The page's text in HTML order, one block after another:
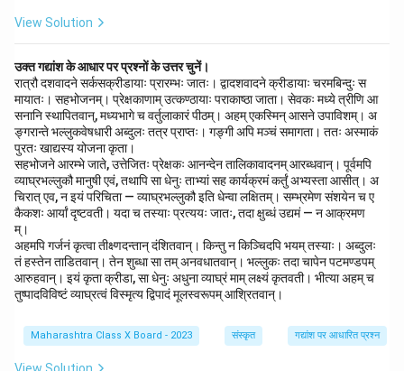
संबंधित होता है, जो इस शब्द के अर्थ से मेल नहीं खाता।
Step 3: Conclusion.
सही उत्तर है(1) चतुर्थांती, क्योंकि इसका अर्थ चौथाई होता है, जो कि
गणितीय संदर्भ में सही है।
Download Solution in PDF
View Solution
उक्त गद्यांश के आधार पर प्रश्नों के उत्तर चुनें।
रात्रौ दशवादने सर्कसक्रीडायाः प्रारम्भः जातः। द्वादशवादने क्रीडायाः चरमबिन्दुः स
मायातः। सहभोजनम्। प्रेक्षकाणाम् उत्कण्ठायाः पराकाष्ठा जाता। सेवकः मध्ये त्रीणि आ
सनानि स्थापितवान्, मध्यभागे च वर्तुलाकारं पीठम्। अहम् एकस्मिन् आसने उपाविशम्। अ
ङ्गरान्ते भल्लुकवेषधारी अब्दुलः तत्र प्राप्तः। गङ्गी अपि मञ्चं समागता। ततः अस्माकं
पुरतः खाद्यस्य योजना कृता।
सहभोजने आरम्भे जाते, उत्तेजितः प्रेक्षकः आनन्देन तालिकावादनम् आरब्धवान्। पूर्वमपि
व्याघ्रभल्लुकौ मानुषी एवं, तथापि सा धेनुः ताभ्यां सह कार्यक्रमं कर्तुं अभ्यस्ता आसीत्। अ
चिरात् एव, न इयं परिचिता — व्याघ्रभल्लुकौ इति धेन्वा लक्षितम्। सम्भ्रमेण संशयेन च ए
कैकशः आर्यां दृष्टवती। यदा च तस्याः प्रत्ययः जातः, तदा क्षुब्धं उद्यमं — न आक्रमण
म्।
अहमपि गर्जनं कृत्वा तीक्ष्णदन्तान् दंशितवान्। किन्तु न किञ्चिदपि भयम् तस्याः। अब्दुलः
तं हस्तेन ताडितवान्। तेन शुब्धा सा तम् अनवधातवान्। भल्लुकः तदा चापेन पटमण्डपम्
आरुहवान्। इयं कृता क्रीडा, सा धेनुः अधुना व्याघ्रं माम् लक्ष्यं कृतवती। भीत्या अहम् च
तुष्पादविविष्टं व्याघ्रत्वं विस्मृत्य द्विपादं मूलस्वरूपम् आश्रितवान्।
Maharashtra Class X Board - 2023 संस्कृत गद्यांश पर आधारित प्रश्न